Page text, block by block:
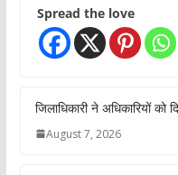
Spread the love
जिलाधिकारी ने अधिकारियों को
August 7, 2026